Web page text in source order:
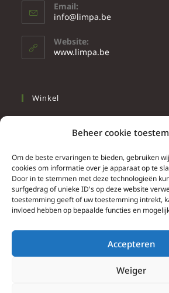
Beheer cookie
Om de beste ervaringen te bieden, gebruiken
cookies om informatie over je apparaat op te
Door in te stemmen met deze technologieën
surfgedrag of unieke ID's op deze website
toestemming geeft of uw toestemming intrekt,
invloed hebben op bepaalde functies en
Accepteren
Weiger
Email:
info@limpa.be
Website:
www.limpa.be
Winkel
Wonen
Info
Contacteer ons